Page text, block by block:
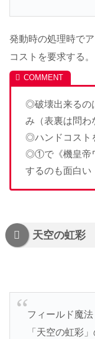
発動時の処理時で
コストを要求する
◎破壊出来るの
み（表裏は問わ
◎ハンドコスト
◎①で《機皇帝
するのも面白い
天空の虹彩
フィールド魔法
「天空の虹彩